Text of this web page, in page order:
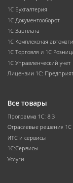
1С Бухгалтерия
1С Документооборот
1С Зарплата
1С Комплексная
1С Торговля и 1С
1С Управленческий учет
Лицензии 1С:
Все товары
Программа 1С: 8.3
Отраслевые решения 1С
ИТС и сервисы
1С:Сервисы
Услуги